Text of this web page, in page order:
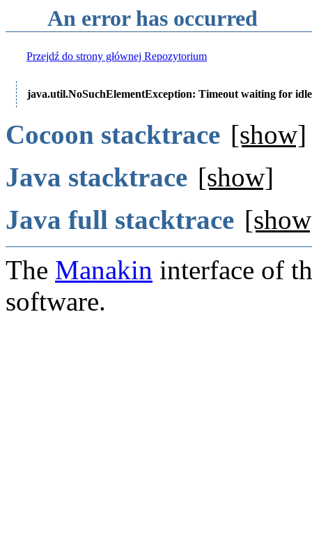
An error has occurred
Przejdź do strony głównej Repozytorium
java.util.NoSuchElementException: Timeout waiting for
Cocoon stacktrace [show]
Java stacktrace [show]
Java full stacktrace
The Manakin interface of
software.